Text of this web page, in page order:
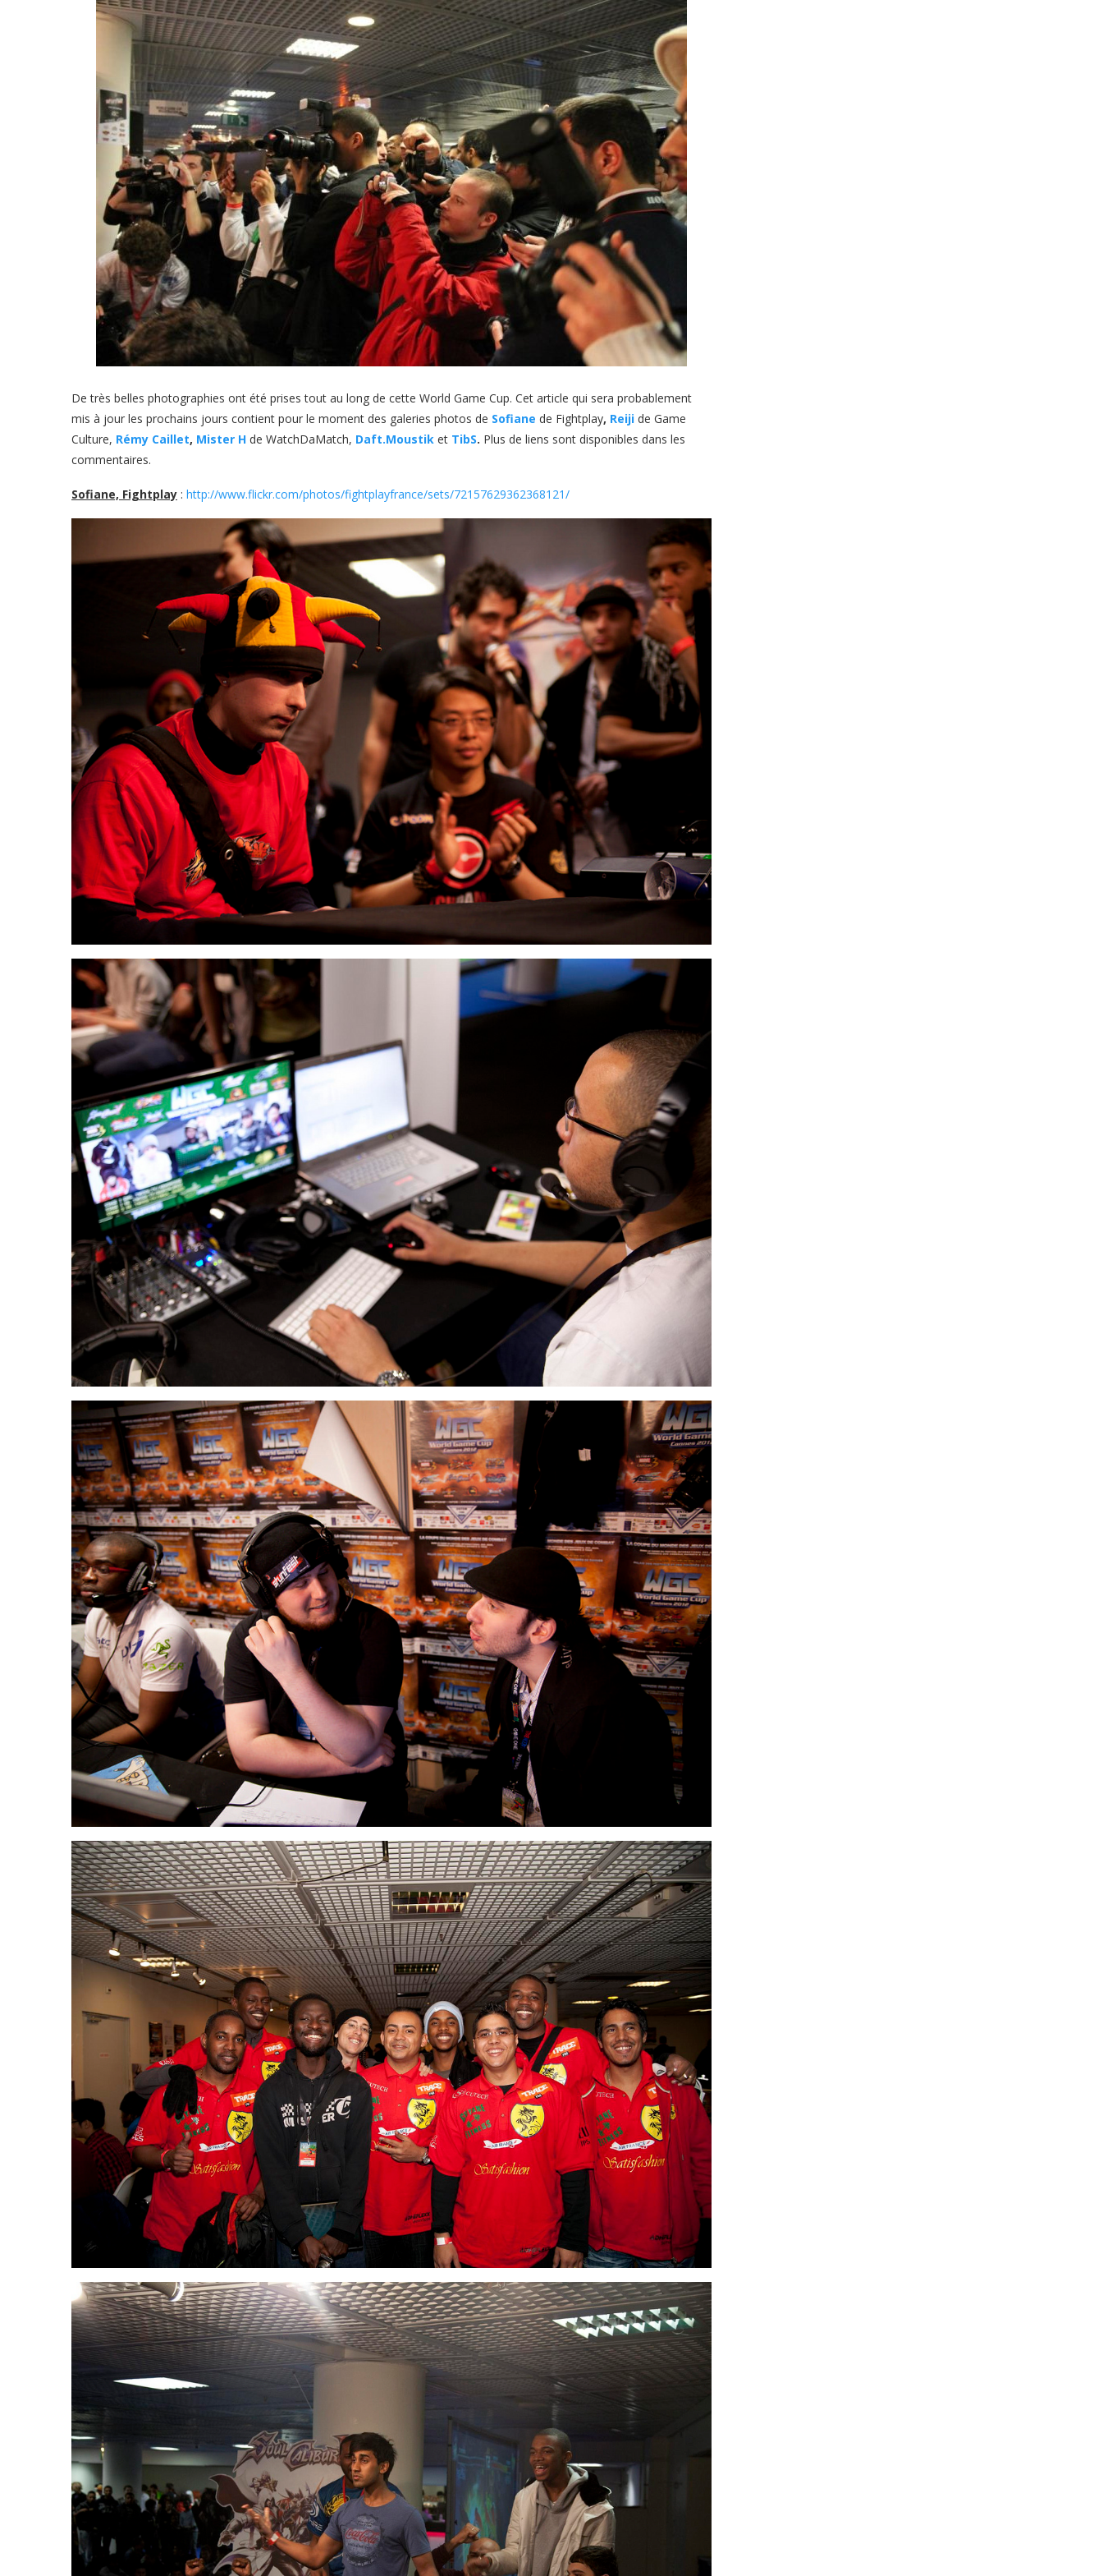
De très belles photographies ont été prises tout au long de cette World Game Cup. Cet article qui sera probablement
mis à jour les prochains jours contient pour le moment des galeries photos de Sofiane de Fightplay, Reiji de Game
Culture, Rémy Caillet, Mister H de WatchDaMatch, Daft.Moustik et TibS. Plus de liens sont disponibles dans les
commentaires.
Sofiane, Fightplay : http://www.flickr.com/photos/fightplayfrance/sets/72157629362368121/